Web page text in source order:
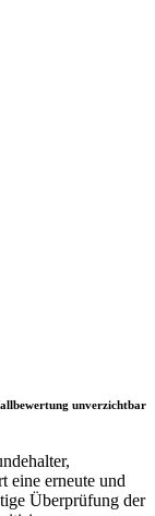
unverzichtbar
eine erneute und
Überprüfung der